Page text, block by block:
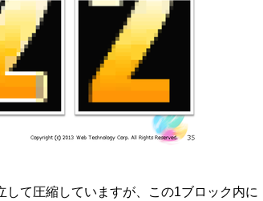
て圧縮していますが、この1ブロック内に